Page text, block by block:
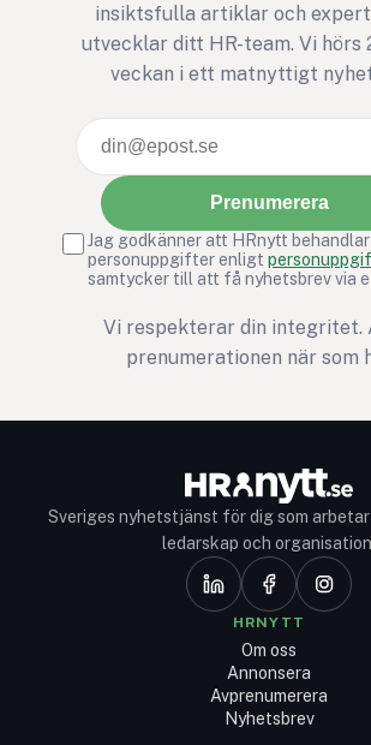
insiktsfulla artiklar och
utvecklar ditt HR-team. Vi hörs
veckan i ett matnyttigt
Prenumerera
Jag godkänner att HRnytt behandlar
personuppgifter enligt
samtycker till att få nyhetsbrev via
Vi respekterar din integritet.
prenumerationen när som
Sveriges nyhetstjänst för dig som arbetar
ledarskap och
HRNYTT
Om oss
Annonsera
Avprenumerera
Nyhetsbrev